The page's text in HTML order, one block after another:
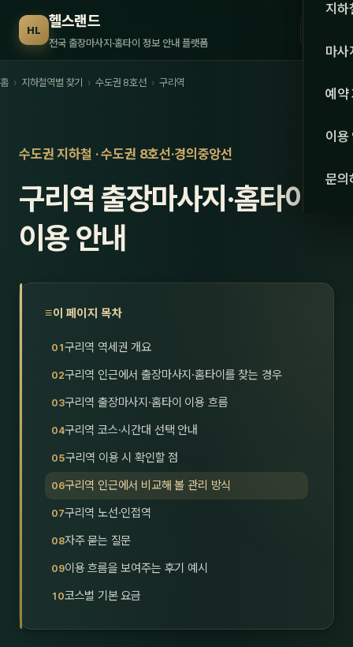
HL 헬스랜드
전국 출장마사지·홈타이 정보 안내 플랫폼 서울
강원·
강원
충북
울산
지하
마사
관리
스
24
예약
이용
문의
홈 › 지하철역별 찾기 › 수도권 8호선 › 구리역
수도권 지하철 · 수도권 8호선·경의중앙선
구리역 출장마사지·홈타이
이용 안내
이 페이지 목차
구리역 역세권 개요
구리역 인근에서 출장마사지·홈타이를 찾는 경우
구리역 출장마사지·홈타이 이용 흐름
구리역 코스·시간대 선택 안내
구리역 이용 시 확인할 점
구리역 인근에서 비교해 볼 관리 방식
구리역 노선·인접역
자주 묻는 질문
이용 흐름을 보여주는 후기 예시
코스별 기본 요금